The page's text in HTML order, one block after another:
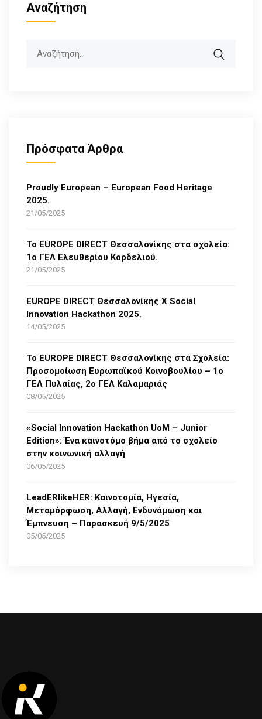
Αναζήτηση
Πρόσφατα Άρθρα
Proudly European – European Food Heritage
2025.
21/05/2025
Το EUROPE DIRECT Θεσσαλονίκης στα σχολεία:
1ο ΓΕΛ Ελευθερίου Κορδελιού.
21/05/2025
EUROPE DIRECT Θεσσαλονίκης Χ Social
Innovation Hackathon 2025.
14/05/2025
Το EUROPE DIRECT Θεσσαλονίκης στα Σχολεία:
Προσομοίωση Ευρωπαϊκού Κοινοβουλίου – 1ο
ΓΕΛ Πυλαίας, 2ο ΓΕΛ Καλαμαριάς
08/05/2025
«Social Innovation Hackathon UoM – Junior
Edition»: Ένα καινοτόμο βήμα από το σχολείο
στην κοινωνική αλλαγή
06/05/2025
LeadERlikeHER: Καινοτομία, Ηγεσία,
Μεταμόρφωση, Αλλαγή, Ενδυνάμωση και
Έμπνευση – Παρασκευή 9/5/2025
05/05/2025